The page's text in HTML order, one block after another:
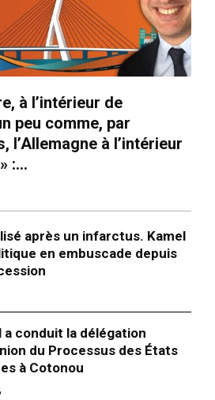
à l’intérieur de
peu comme, par
l’Allemagne à l’intérieur
:...
après un infarctus. Kamel
en embuscade depuis
conduit la délégation
du Processus des États
à Cotonou